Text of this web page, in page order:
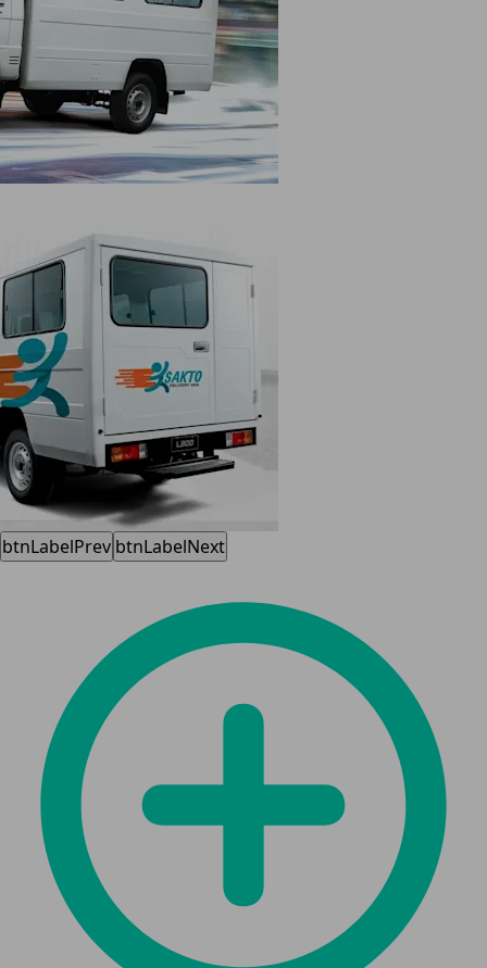
btnLabelPrev btnLabelNext